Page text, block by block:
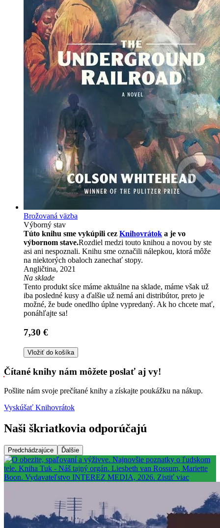
Brožovaná väzba
Výborný stav
Túto knihu sme vykúpili cez Knihovrátok a je vo
výbornom stave.Rozdiel medzi touto knihou a novou by ste
asi ani nespoznali. Knihu sme označili nálepkou, ktorá môže
na niektorých obaloch zanechať stopy.
Angličtina, 2021
Na sklade
Tento produkt síce máme aktuálne na sklade, máme však už
iba posledné kusy a ďalšie už nemá ani distribútor, preto je
možné, že bude onedlho úplne vypredaný. Ak ho chcete mať,
ponáhľajte sa!
7,30 €
Vložiť do košíka
Čítané knihy nám môžete poslať aj vy!
Pošlite nám svoje prečítané knihy a získajte poukážku na nákup.
Vyskúšať Knihovrátok
Naši škriatkovia odporúčajú
Predchádzajúce Ďalšie